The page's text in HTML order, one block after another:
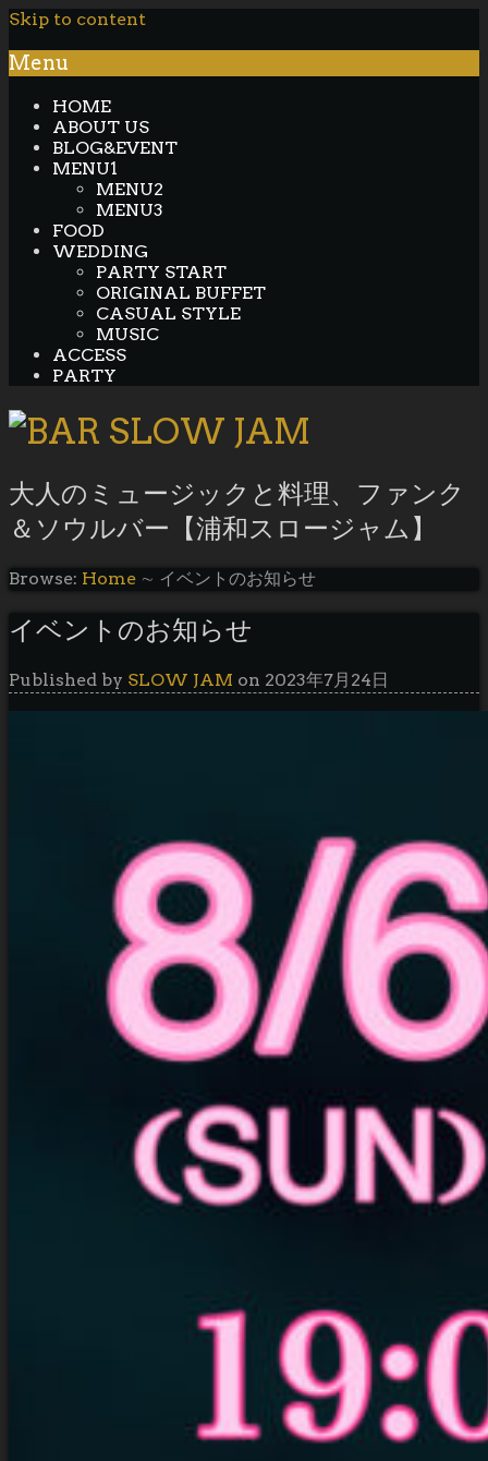
Skip to content
Menu
HOME
ABOUT US
BLOG&EVENT
MENU1
MENU2
MENU3
FOOD
WEDDING
PARTY START
ORIGINAL BUFFET
CASUAL STYLE
MUSIC
ACCESS
PARTY
大人のミュージックと料理、ファンク
＆ソウルバー【浦和スロージャム】
Browse: Home ∼ イベントのお知らせ
イベントのお知らせ
Published by SLOW JAM on 2023年7月24日